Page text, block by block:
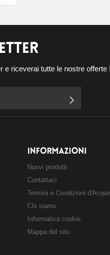
e riceverai tutte le nostre offerte
INFORMAZIONI
Nuovi prodotti
Contattaci
Termini e Condizioni
Chi siamo
Informativa cookie
Mappa del sito